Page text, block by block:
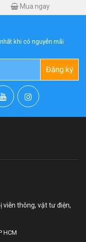
Mua ngay
khi có nguyễn mãi
Đăng ký
viễn thông, vật tư điện,
HCM